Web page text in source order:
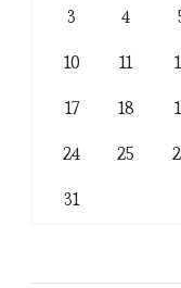
3
4
10
11
17
18
24
25
31